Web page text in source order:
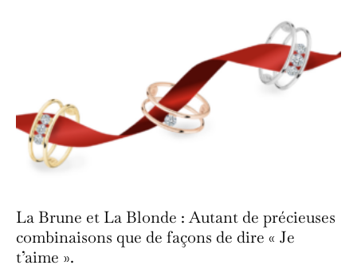
La Brune et La Blonde : Autant de précieuses
combinaisons que de façons de dire « Je
t’aime ».